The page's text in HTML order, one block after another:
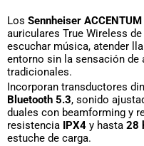
Los Sennheiser ACCENTUM
auriculares True Wireless
escuchar música, atender
entorno sin la sensación
tradicionales.
Incorporan transductores
Bluetooth 5.3, sonido
duales con beamforming y
resistencia
IPX4 y hasta 28
estuche de carga.